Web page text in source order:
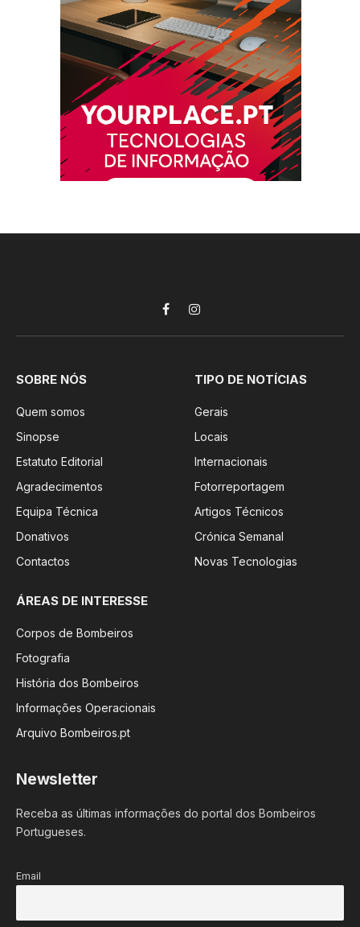
FacebookInstagram
SOBRE NÓS
Quem somos
Sinopse
Estatuto Editorial
Agradecimentos
Equipa Técnica
Donativos
Contactos
TIPO DE NOTÍCIAS
Gerais
Locais
Internacionais
Fotorreportagem
Artigos Técnicos
Crónica Semanal
Novas Tecnologias
ÁREAS DE INTERESSE
Corpos de Bombeiros
Fotografia
História dos Bombeiros
Informações Operacionais
Arquivo Bombeiros.pt
Newsletter
Receba as últimas informações do portal dos Bombeiros
Portugueses.
Email